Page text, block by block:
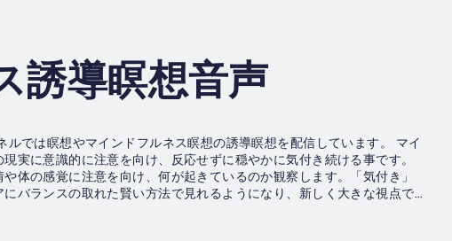
誘導瞑想音声
では瞑想やマインドフルネス瞑想の誘導瞑想を配信しています。 マイ
実に意識的に注意を向け、反応せずに穏やかに気付き続ける事です。
体の感覚に注意を向け、何が起きているのか観察します。「気付き」
バランスの取れた賢い方法で見れるようになり、新しく大きな視点で